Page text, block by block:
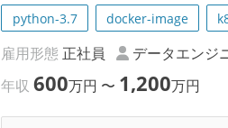
python-3.7 docker-image
雇用形態 正社員 データエンジ
年収600万円 〜 1,200万円